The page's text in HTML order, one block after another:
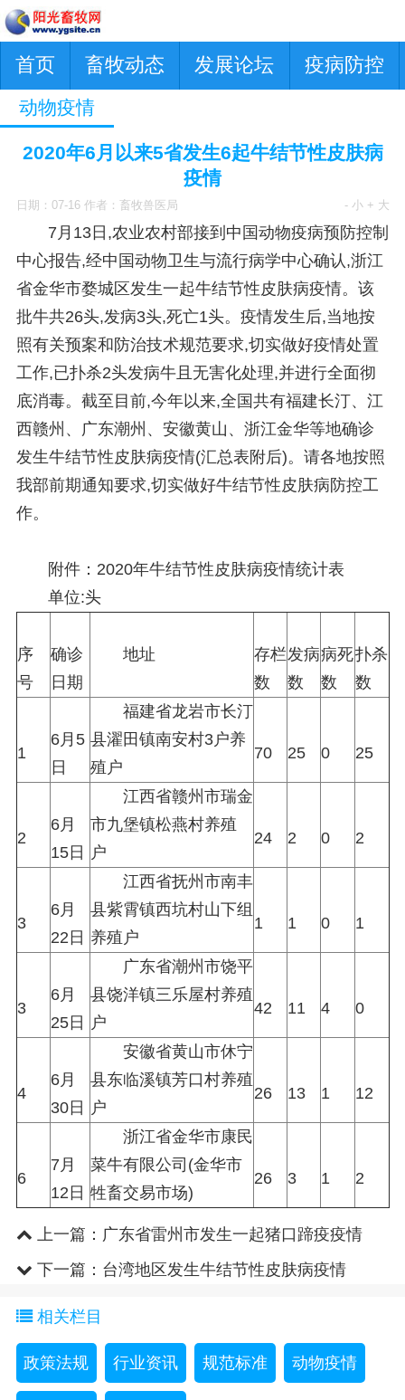
首页 畜牧动态 发展论坛 疫病防控
动物疫情
2020年6月以来5省发生6起牛结节性皮肤病
疫情
日期：07-16 作者：畜牧兽医局 - 小 + 大
7月13日,农业农村部接到中国动物疫病预防控制
中心报告,经中国动物卫生与流行病学中心确认,浙江
省金华市婺城区发生一起牛结节性皮肤病疫情。该
批牛共26头,发病3头,死亡1头。疫情发生后,当地按
照有关预案和防治技术规范要求,切实做好疫情处置
工作,已扑杀2头发病牛且无害化处理,并进行全面彻
底消毒。截至目前,今年以来,全国共有福建长汀、江
西赣州、广东潮州、安徽黄山、浙江金华等地确诊
发生牛结节性皮肤病疫情(汇总表附后)。请各地按照
我部前期通知要求,切实做好牛结节性皮肤病防控工
作。
附件： 2020年牛结节性皮肤病疫情统计表
单位:头
序
号
确诊
日期
地址
存栏
数
发病
数
病死
数
扑杀
数
1
6月5
日
福建省龙岩市长汀
县濯田镇南安村3户养
殖户
70 25 0 25
2
6月
15日
江西省赣州市瑞金
市九堡镇松燕村养殖
户
24 2 0 2
3
6月
22日
江西省抚州市南丰
县紫霄镇西坑村山下组
养殖户
1 1 0 1
3
6月
25日
广东省潮州市饶平
县饶洋镇三乐屋村养殖
户
42 11 4 0
4
6月
30日
安徽省黄山市休宁
县东临溪镇芳口村养殖
户
26 13 1 12
6
7月
12日
浙江省金华市康民
菜牛有限公司(金华市
牲畜交易市场)
26 3 1 2
上一篇： 广东省雷州市发生一起猪口蹄疫疫情
下一篇： 台湾地区发生牛结节性皮肤病疫情
相关栏目
政策法规 行业资讯 规范标准 动物疫情